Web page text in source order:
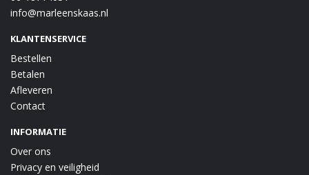
info@marleenskaas.nl
KLANTENSERVICE
Bestellen
Betalen
Afleveren
Contact
INFORMATIE
Over ons
Privacy en veiligheid